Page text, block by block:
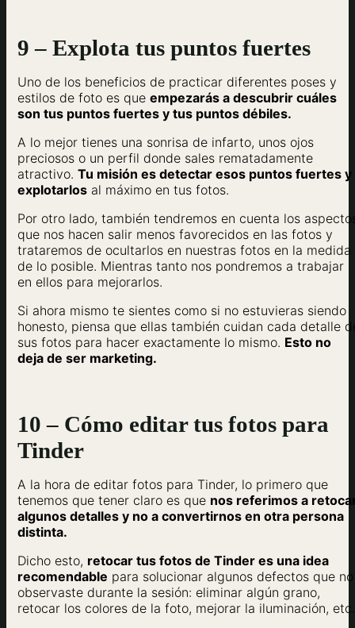
9 – Explota tus puntos fuertes
Uno de los beneficios de practicar diferentes poses y
estilos de foto es que empezarás a descubrir cuáles
son tus puntos fuertes y tus puntos débiles.
A lo mejor tienes una sonrisa de infarto, unos ojos
preciosos o un perfil donde sales rematadamente
atractivo. Tu misión es detectar esos puntos fuertes y
explotarlos al máximo en tus fotos.
Por otro lado, también tendremos en cuenta los
que nos hacen salir menos favorecidos en las fotos y
trataremos de ocultarlos en nuestras fotos en la medida
de lo posible. Mientras tanto nos pondremos a trabajar
en ellos para mejorarlos.
Si ahora mismo te sientes como si no estuvieras siendo
honesto, piensa que ellas también cuidan cada detalle
sus fotos para hacer exactamente lo mismo. Esto no
deja de ser marketing.
10 – Cómo editar tus fotos para
Tinder
A la hora de editar fotos para Tinder, lo primero que
tenemos que tener claro es que nos referimos a
algunos detalles y no a convertirnos en otra persona
distinta.
Dicho esto, retocar tus fotos de Tinder es una idea
recomendable para solucionar algunos defectos que no
observaste durante la sesión: eliminar algún grano,
retocar los colores de la foto, mejorar la iluminación, etc.